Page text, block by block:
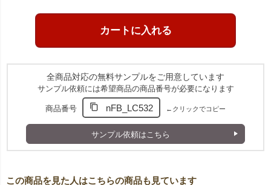
全商品対応の無料サンプルをご用意しています
サンプル依頼には希望商品の商品番号が必要になります
商品番号 nFB_LC532 ←クリックでコピー
サンプル依頼はこちら
この商品を見た人はこちらの商品も見ています